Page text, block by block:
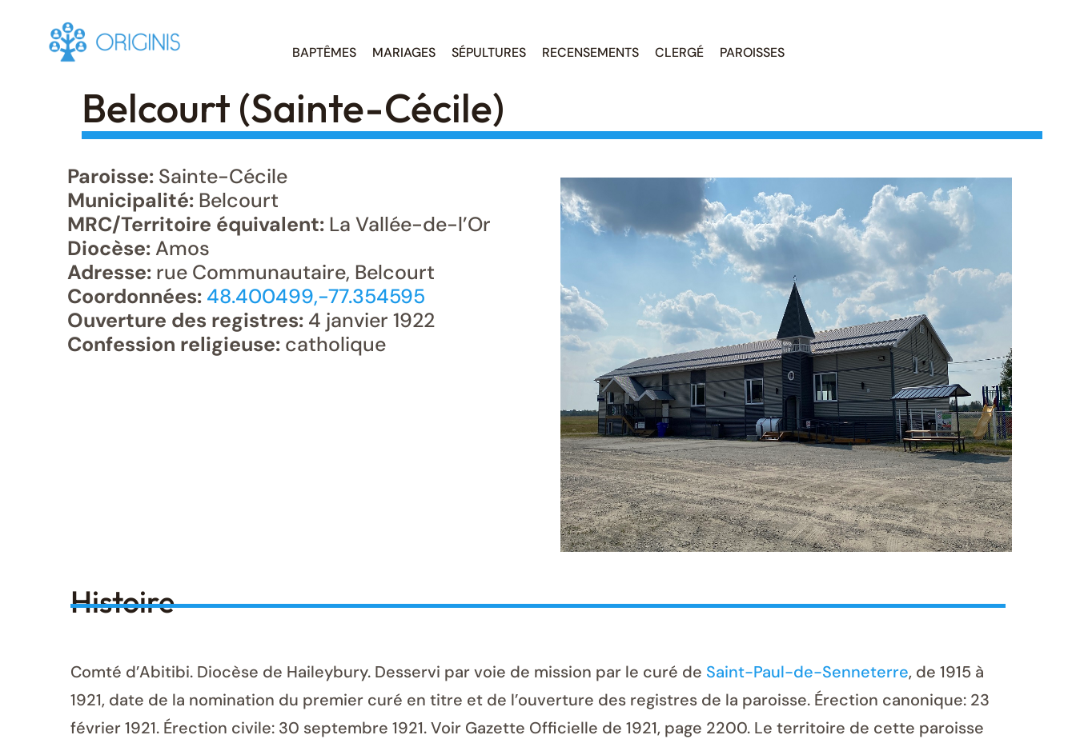
BAPTÊMES MARIAGES SÉPULTURES RECENSEMENTS CLERGÉ PAROISSES
Belcourt (Sainte-Cécile)
Paroisse: Sainte-Cécile
Municipalité: Belcourt
MRC/Territoire équivalent: La Vallée-de-l’Or
Diocèse:Amos
Adresse: rue Communautaire, Belcourt
Coordonnées: 48.400499,-77.354595
Ouverture des registres: 4 janvier 1922
Confession religieuse: catholique
Histoire
Comté d’Abitibi. Diocèse de Haileybury. Desservi par voie de mission par le curé de Saint-Paul-de-Senneterre, de 1915 à
1921, date de la nomination du premier curé en titre et de l’ouverture des registres de la paroisse. Érection canonique: 23
février 1921. Érection civile: 30 septembre 1921. Voir Gazette Officielle de 1921, page 2200. Le territoire de cette paroisse